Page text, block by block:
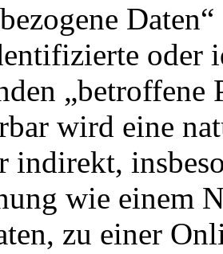
oder
„betroffene
wird eine
indirekt,
wie einem
zu einer